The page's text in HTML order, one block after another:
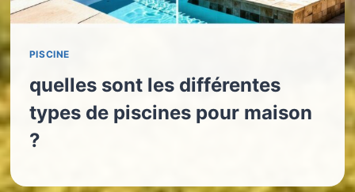
PISCINE
quelles sont les différentes
types de piscines pour maison
?